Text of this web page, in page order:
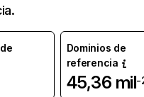
Dominios de
referencia
45,36 mil-